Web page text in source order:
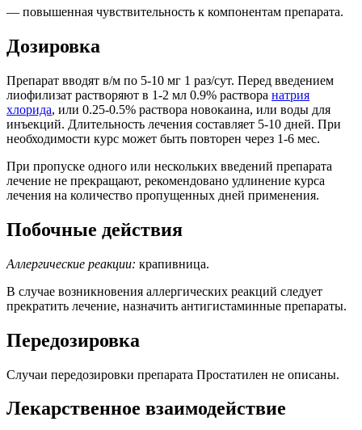
— повышенная чувствительность к компонентам препарата.
Дозировка
Препарат вводят в/м по 5-10 мг 1 раз/сут. Перед введением
лиофилизат растворяют в 1-2 мл 0.9% раствора натрия
хлорида, или 0.25-0.5% раствора новокаина, или воды для
инъекций. Длительность лечения составляет 5-10 дней. При
необходимости курс может быть повторен через 1-6 мес.
При пропуске одного или нескольких введений препарата
лечение не прекращают, рекомендовано удлинение курса
лечения на количество пропущенных дней применения.
Побочные действия
Аллергические реакции: крапивница.
В случае возникновения аллергических реакций следует
прекратить лечение, назначить антигистаминные препараты.
Передозировка
Случаи передозировки препарата Простатилен не описаны.
Лекарственное взаимодействие